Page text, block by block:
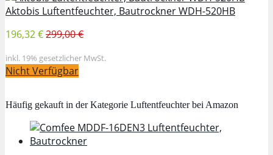
Aktobis Luftentfeuchter, Bautrockner WDH-520HB
196,32 €299,00 €
inkl. 19% gesetzlicher MwSt.
Nicht Verfügbar
Häufig gekauft in der Kategorie Luftentfeuchter bei Amazon